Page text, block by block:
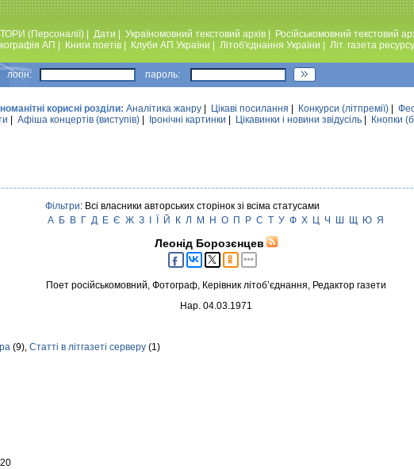
(Персоналії) Дати Україномовний текстовий архiв Російськомовний текстовий
АП Книги поетiв Клуби АП України Лiтоб'єднання України Лiт. газета ресурсу
пароль:
корисні розділи: Аналiтика жанру Цікаві посилання Конкурси (лiтпремiї)
Афіша концертів (виступів) Iронiчнi картинки Цікавинки і новини звідусіль Кнопки
Фільтри: Всі власники авторських сторінок зі всіма статусами
А Б В Г Д Е Є Ж З Й К Л М Н О П Р С Т У Ф Х Ц Ч Ш Щ Ю Я
Леонід Борозєнцев
Поет російськомовний, Фотограф, Керівник літоб’єднання, Редактор газети
Нар. 04.03.1971
(9), Статті в літгазеті серверу (1)